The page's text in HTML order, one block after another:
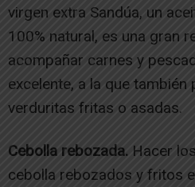
virgen extra Sandúa, un
100% natural, es una gran
acompañar carnes y
excelente, a la que también
verduritas fritas o asadas.
Cebolla rebozada. Hacer
cebolla rebozados y fritos